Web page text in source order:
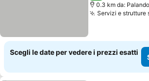
0.3 km da:
Servizi e strutture
Scegli le date per vedere i prezzi esatti